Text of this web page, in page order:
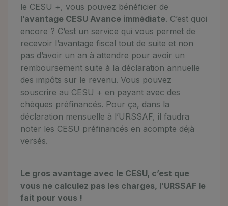
le CESU +, vous pouvez bénéficier de
l’avantage CESU Avance immédiate. C’est quoi
encore ? C’est un service qui vous permet de
recevoir l’avantage fiscal tout de suite et non
pas d’avoir un an à attendre pour avoir un
remboursement suite à la déclaration annuelle
des impôts sur le revenu. Vous pouvez
souscrire au CESU + en payant avec des
chèques préfinancés. Pour ça, dans la
déclaration mensuelle à l’URSSAF, il faudra
noter les CESU préfinancés en acompte déjà
versés.
Le gros avantage avec le CESU, c’est que
vous ne calculez pas les charges, l’URSSAF le
fait pour vous !